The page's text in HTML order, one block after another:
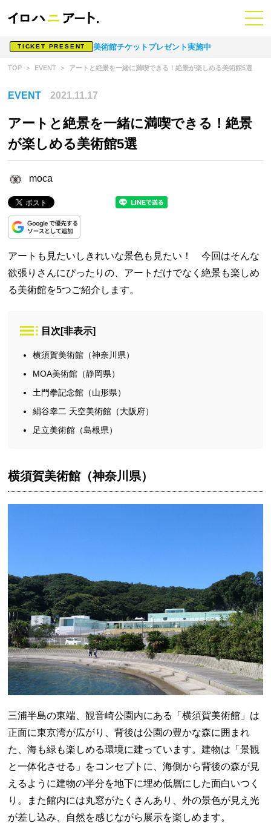
TICKET PRESENT 美術館チケットプレゼント実施中
TOP EVENT アートと絶景を一緒に満喫できる！絶景が楽しめる美術館5選
EVENT 2021.11.17
アートと絶景を一緒に満喫できる！絶景
が楽しめる美術館5選
moca
アートも見たいしきれいな景色も見たい！ 今回はそんな
欲張りさんにぴったりの、アートだけでなく絶景も楽しめ
る美術館を5つご紹介します。
目次 [非表示]
横須賀美術館（神奈川県）
MOA美術館（静岡県）
土門拳記念館（山形県）
絹谷幸二 天空美術館（大阪府）
足立美術館（島根県）
横須賀美術館（神奈川県）
三浦半島の東端、観音崎公園内にある「横須賀美術館」は
正面に東京湾が広がり、背後は公園の豊かな森に囲まれ
た、海も緑も楽しめる環境に建っています。建物は「景観
と一体化させる」をコンセプトに、海側から背後の森が見
えるように建物の半分を地下に埋め低層にした面白いつく
り。また館内には丸窓がたくさんあり、外の景色が見え光
が差し込み、自然を感じながら展示を楽しめます。